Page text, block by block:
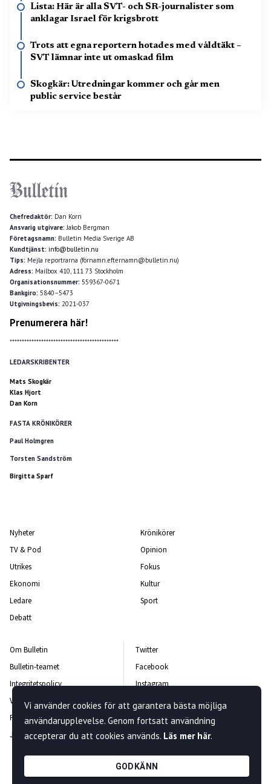
Lista: Här är alla SVT- och SR-journalister som
anklagar Israel för krigsbrott
Trots att egna reportern hotades med våldtäkt –
SVT lämnar inte ut omaskad film
Skogkär: Utredningar kommer och går men
public service består
Chefredaktör: Dan Korn
Ansvarig utgivare: Jakob Bergman
Företagsnamn: Bulletin Media Sverige AB
Kundtjänst: info@bulletin.nu
Tips: Mejla reportrarna (förnamn.efternamn@bulletin.nu)
Adress: Mailbox 410, 111 73 Stockholm
Organisationsnummer: 559367-0671
Bankgiro: 5840–5473
Utgivningsbevis: 2021-037
Prenumerera här!
*********************************************
LEDARSKRIBENTER
Mats Skogkär
Klas Hjort
Dan Korn
FASTA KRÖNIKÖRER
Paul Holmgren
Torsten Sandström
Birgitta Sparf
Nyheter
TV & Pod
Utrikes
Ekonomi
Ledare
Debatt
Krönikörer
Opinion
Fokus
Kultur
Sport
Om Bulletin
Bulletin-teamet
Integritetspolicy
Vanliga frågor och svar
Rättelsepolicy
Jobba hos oss
Twitter
Facebook
Instagram
Kontakta oss
Nyhetsbrev
Vi använder cookies för att garantera bästa möjliga
användarupplevelse. Genom fortsatt användning
accepterar du att cookies används. Läs mer här.
GODKÄNN